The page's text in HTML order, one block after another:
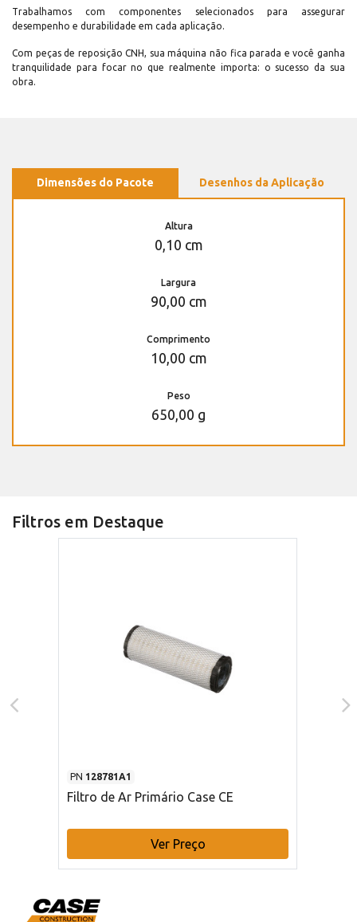
Trabalhamos com componentes selecionados para assegurar
desempenho e durabilidade em cada aplicação.
Com peças de reposição CNH, sua máquina não fica parada e você ganha
tranquilidade para focar no que realmente importa: o sucesso da sua
obra.
Dimensões do Pacote Desenhos da Aplicação
Altura
0,10 cm
Largura
90,00 cm
Comprimento
10,00 cm
Peso
650,00 g
Filtros em Destaque
PN 128781A1
Filtro de Ar Primário Case CE
Ver Preço